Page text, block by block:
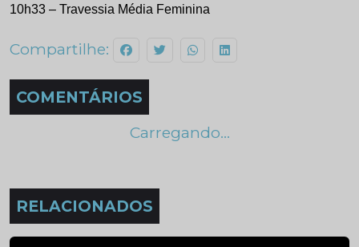
10h33 – Travessia Média Feminina
Compartilhe:
COMENTÁRIOS
Carregando...
RELACIONADOS